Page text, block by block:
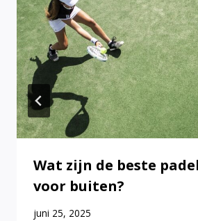
Wat zijn de beste
voor buiten?
juni 25, 2025